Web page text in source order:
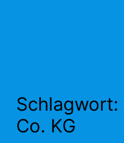
Schlagwort:
Co. KG